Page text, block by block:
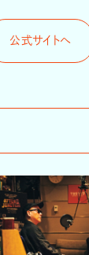
公式サイトへ